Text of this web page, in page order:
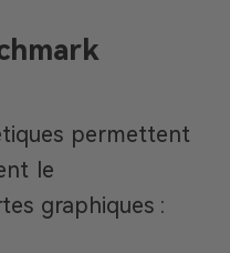
permettent
le
graphiques :